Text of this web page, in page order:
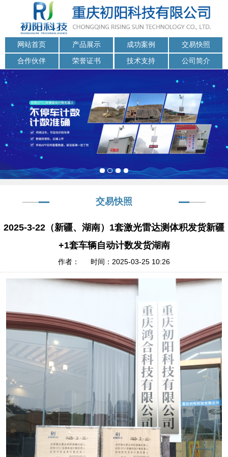
网站首页 产品展示 成功案例 交易快照
合作伙伴 荣誉证书 技术支持 公司简介
交易快照
2025-3-22（新疆、湖南）1套激光雷达测体积发货新疆
+1套车辆自动计数发货湖南
作者： 时间：2025-03-25 10:26